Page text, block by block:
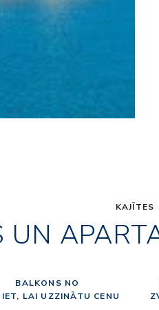
KAJĪTES
UN
BALKONS NO
LAI UZZINĀTU CENU